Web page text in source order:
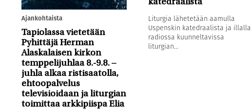
Ajankohtaista
Tapiolassa vietetään
Pyhittäjä Herman
Alaskalaisen kirkon
temppelijuhlaa 8.-9.8. –
juhla alkaa ristisaatolla,
ehtoopalvelus
televisioidaan ja liturgian
toimittaa arkkipiispa Elia
katedraalista
Liturgia lähetetään aamulla
Uspenskin katedraalista ja illalla
radiossa kuunneltavissa
liturgian...